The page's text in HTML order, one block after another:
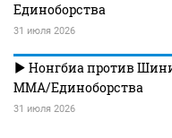
Единоборства
31 июля 2026
Нонгбиа против
MMA/Единоборства
31 июля 2026